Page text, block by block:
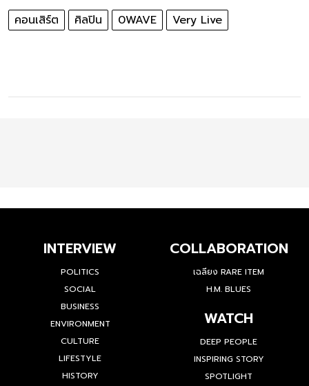
คอนเสิร์ต ศิลปิน 0WAVE Very Live
INTERVIEW
POLITICS
SOCIAL
BUSINESS
ENVIRONMENT
CULTURE
LIFESTYLE
HISTORY
COLLABORATION
เฉลียง RARE ITEM
H.M. BLUES
WATCH
DEEP PEOPLE
INSPIRING STORY
SPOTLIGHT